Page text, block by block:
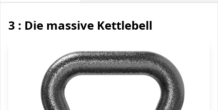
3 : Die massive Kettlebell